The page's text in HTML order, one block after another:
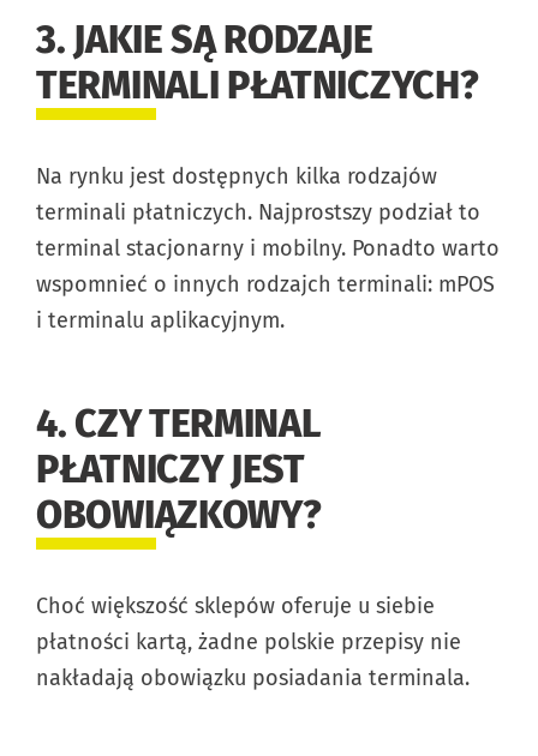
3. JAKIE SĄ RODZAJE
TERMINALI PŁATNICZYCH?
Na rynku jest dostępnych kilka rodzajów
terminali płatniczych. Najprostszy podział to
terminal stacjonarny i mobilny. Ponadto warto
wspomnieć o innych rodzajch terminali: mPOS
i terminalu aplikacyjnym.
4. CZY TERMINAL
PŁATNICZY JEST
OBOWIĄZKOWY?
Choć większość sklepów oferuje u siebie
płatności kartą, żadne polskie przepisy nie
nakładają obowiązku posiadania terminala.